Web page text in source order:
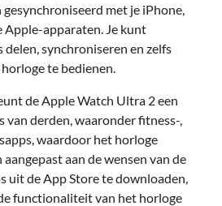
met je iPhone,
Apple-apparaten. Je kunt
delen, synchroniseren en zelfs
te bedienen.
de Apple Watch Ultra 2 een
van derden, waaronder fitness-,
waardoor het horloge
aan de wensen van de
uit de App Store te downloaden,
functionaliteit van het horloge